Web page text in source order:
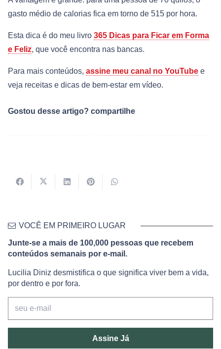
gasto médio de calorias fica em torno de 515 por hora.
Esta dica é do meu livro 365 Dicas para Ficar em Forma
e Feliz, que você encontra nas bancas.
Para mais conteúdos, assine meu canal no YouTube e
veja receitas e dicas de bem-estar em vídeo.
Gostou desse artigo? compartilhe
VOCÊ EM PRIMEIRO LUGAR
Junte-se a mais de 100,000 pessoas que recebem
conteúdos semanais por e-mail.
Lucilia Diniz desmistifica o que significa viver bem a vida,
por dentro e por fora.
Assine Já